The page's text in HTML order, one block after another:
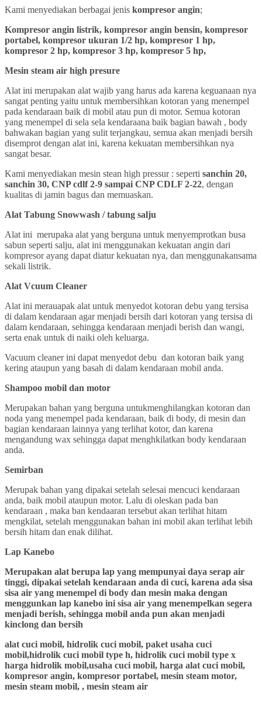
Kami menyediakan berbagai jenis kompresor angin;
Kompresor angin listrik, kompresor angin bensin, kompresor
portabel, kompresor ukuran 1/2 hp, kompresor 1 hp,
kompresor 2 hp, kompresor 3 hp, kompresor 5 hp,
Mesin steam air high presure
Alat ini merupakan alat wajib yang harus ada karena keguanaan nya
sangat penting yaitu untuk membersihkan kotoran yang menempel
pada kendaraan baik di mobil atau pun di motor. Semua kotoran
yang menempel di sela sela kendaraana baik bagian bawah , body
bahwakan bagian yang sulit terjangkau, semua akan menjadi bersih
disemprot dengan alat ini, karena kekuatan membersihkan nya
sangat besar.
Kami menyediakan mesin stean high pressur : seperti sanchin 20,
sanchin 30, CNP cdlf 2-9 sampai CNP CDLF 2-22, dengan
kualitas di jamin bagus dan memuaskan.
Alat Tabung Snowwash / tabung salju
Alat ini merupaka alat yang berguna untuk menyemprotkan busa
sabun seperti salju, alat ini menggunakan kekuatan angin dari
kompresor ayang dapat diatur kekuatan nya, dan menggunakansama
sekali listrik.
Alat Vcuum Cleaner
Alat ini merauapak alat untuk menyedot kotoran debu yang tersisa
di dalam kendaraan agar menjadi bersih dari kotoran yang tersisa di
dalam kendaraan, sehingga kendaraan menjadi berish dan wangi,
serta enak untuk di naiki oleh keluarga.
Vacuum cleaner ini dapat menyedot debu dan kotoran baik yang
kering ataupun yang basah di dalam kendaraan mobil anda.
Shampoo mobil dan motor
Merupakan bahan yang berguna untukmenghilangkan kotoran dan
noda yang menempel pada kendaraan, baik di body, di mesin dan
bagian kendaraan lainnya yang terlihat kotor, dan karena
mengandung wax sehingga dapat menghkilatkan body kendaraan
anda.
Semirban
Merupak bahan yang dipakai setelah selesai mencuci kendaraan
anda, baik mobil ataupun motor. Lalu di oleskan pada ban
kendaraan , maka ban kendaaran tersebut akan terlihat hitam
mengkilat, setelah menggunakan bahan ini mobil akan terlihat lebih
bersih hitam dan enak dilihat.
Lap Kanebo
Merupakan alat berupa lap yang mempunyai daya serap air
tinggi, dipakai setelah kendaraan anda di cuci, karena ada sisa
sisa air yang menempel di body dan mesin maka dengan
menggunkan lap kanebo ini sisa air yang menempelkan segera
menjadi berish, sehingga mobil anda pun akan menjadi
kinclong dan bersih
alat cuci mobil, hidrolik cuci mobil, paket usaha cuci
mobil,hidrolik cuci mobil type h, hidrolik cuci mobil type x
harga hidrolik mobil,usaha cuci mobil, harga alat cuci mobil,
kompresor angin, kompresor portabel, mesin steam motor,
mesin steam mobil, , mesin steam air